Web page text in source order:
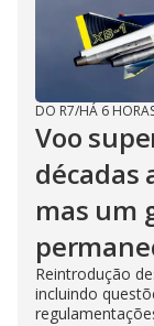
DO R7/HÁ 6
Voo
décadas
mas um
Reintrodução
incluindo